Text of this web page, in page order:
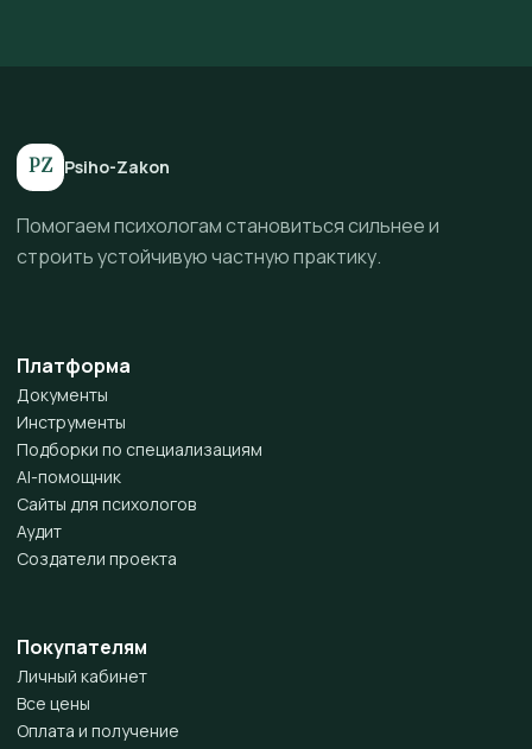
PZ Psiho-Zakon
Помогаем психологам становиться сильнее и
строить устойчивую частную практику.
Платформа
Документы
Инструменты
Подборки по специализациям
AI-помощник
Сайты для психологов
Аудит
Создатели проекта
Покупателям
Личный кабинет
Все цены
Оплата и получение